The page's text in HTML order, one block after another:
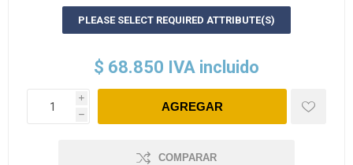
PLEASE SELECT REQUIRED ATTRIBUTE(S)
$ 68.850 IVA incluido
i
h
COMPARAR